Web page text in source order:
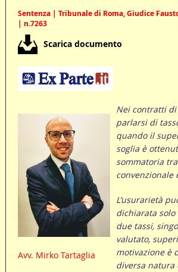
Sentenza | Tribunale di Roma, Giudice
| n.7263
Scarica documento
Avv. Mirko Tartaglia
Nei contratti
parlarsi di
quando il
soglia è
sommatoria
convenzionale
L’usurarietà
dichiarata
due tassi,
valutato,
motivazione è
diversa natura